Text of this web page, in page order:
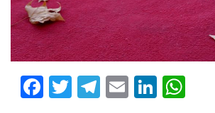
Facebook
Twitter
Telegram
Email